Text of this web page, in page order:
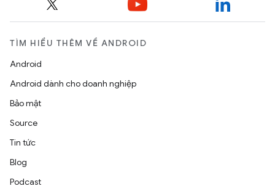
TÌM HIỂU THÊM VỀ ANDROID
Android
Android dành cho doanh nghiệp
Bảo mật
Source
Tin tức
Blog
Podcast